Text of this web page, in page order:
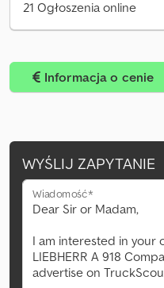
21 Ogłoszenia online
Informacja o cenie
WYŚLIJ ZAPYTANIE
Wiadomość*